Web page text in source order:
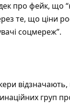
про фейк, що
те, що ціни
соцмереж”.
відзначають,
груп